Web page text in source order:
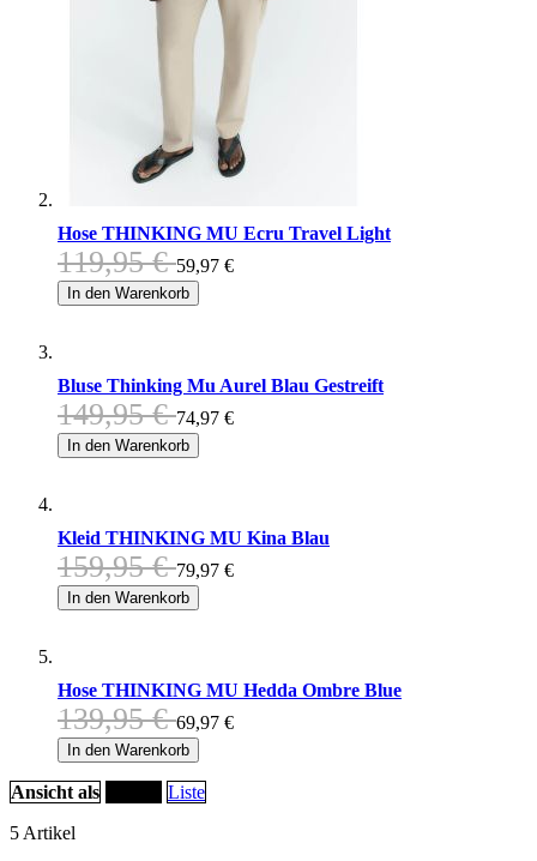
Hose THINKING MU Ecru Travel Light
119,95 € 59,97 €
In den Warenkorb
Bluse Thinking Mu Aurel Blau Gestreift
149,95 € 74,97 €
In den Warenkorb
Kleid THINKING MU Kina Blau
159,95 € 79,97 €
In den Warenkorb
Hose THINKING MU Hedda Ombre Blue
139,95 € 69,97 €
In den Warenkorb
Ansicht als
Liste
5 Artikel